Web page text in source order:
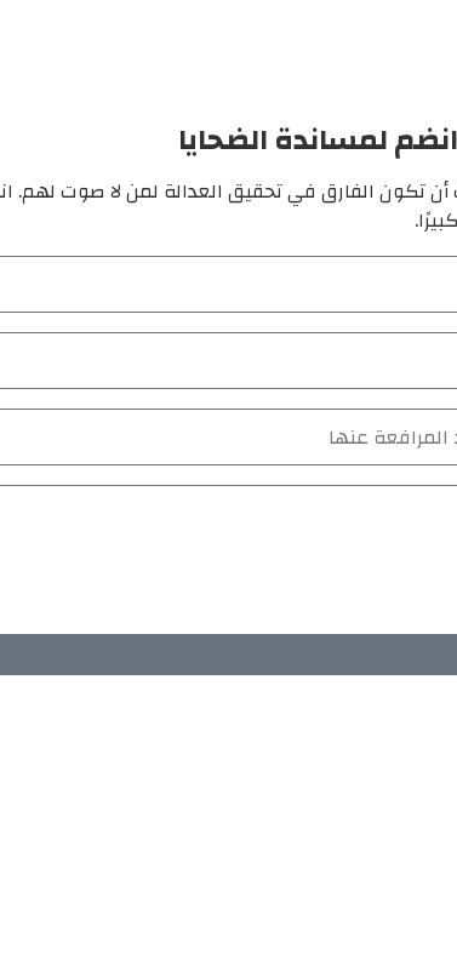
لمساندة الضحايا
تكون الفارق في تحقيق العدالة لمن لا صوت